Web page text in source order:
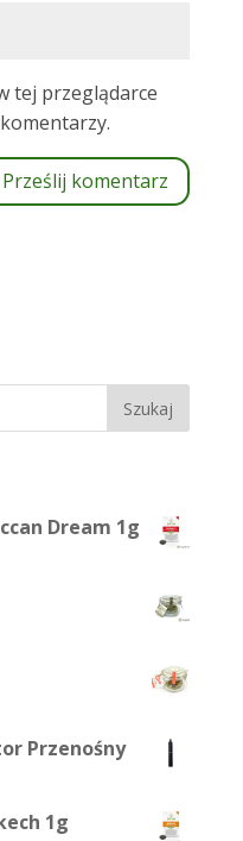
tej przeglądarce
Dream 1g
Przenośny
1g